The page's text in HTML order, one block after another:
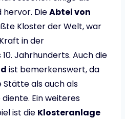
DieAbtei von
Kloster der Welt, war
in der
Jahrhunderts. Auch die
ist bemerkenswert, da
Stätte als auch als
Ein weiteres
ist die Klosteranlage